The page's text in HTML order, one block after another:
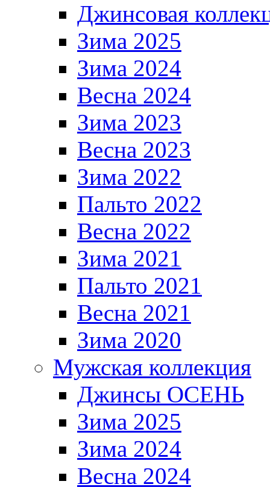
Джинсовая
Зима 2025
Зима 2024
Весна 2024
Зима 2023
Весна 2023
Зима 2022
Пальто 2022
Весна 2022
Зима 2021
Пальто 2021
Весна 2021
Зима 2020
Мужская коллекция
Джинсы ОСЕНЬ
Зима 2025
Зима 2024
Весна 2024